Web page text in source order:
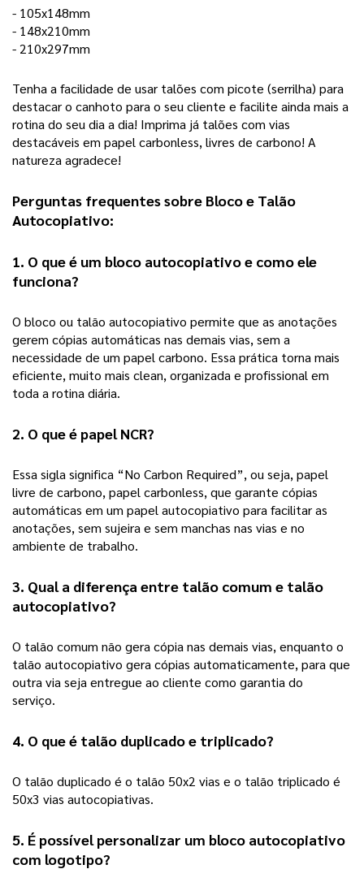
- 105x148mm
- 148x210mm
- 210x297mm
Tenha a facilidade de usar talões com picote (serrilha) para
destacar o canhoto para o seu cliente e facilite ainda mais a
rotina do seu dia a dia! Imprima já talões com vias
destacáveis em papel carbonless, livres de carbono! A
natureza agradece!
Perguntas frequentes sobre Bloco e Talão
Autocopiativo:
1. O que é um bloco autocopiativo e como ele
funciona?
O bloco ou talão autocopiativo permite que as anotações
gerem cópias automáticas nas demais vias, sem a
necessidade de um papel carbono. Essa prática torna mais
eficiente, muito mais clean, organizada e profissional em
toda a rotina diária.
2. O que é papel NCR?
Essa sigla significa “No Carbon Required”, ou seja, papel
livre de carbono, papel carbonless, que garante cópias
automáticas em um papel autocopiativo para facilitar as
anotações, sem sujeira e sem manchas nas vias e no
ambiente de trabalho.
3. Qual a diferença entre talão comum e talão
autocopiativo?
O talão comum não gera cópia nas demais vias, enquanto o
talão autocopiativo gera cópias automaticamente, para que
outra via seja entregue ao cliente como garantia do
serviço.
4. O que é talão duplicado e triplicado?
O talão duplicado é o talão 50x2 vias e o talão triplicado é
50x3 vias autocopiativas.
5. É possível personalizar um bloco autocopiativo
com logotipo?